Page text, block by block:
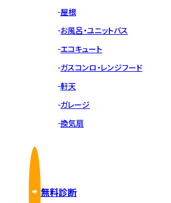
屋根
お風呂・ユニットバス
エコキュート
ガスコンロ・レンジフード
軒天
ガレージ
換気扇
無料診断